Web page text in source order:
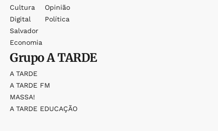
Cultura
Digital
Salvador
Economia
Opinião
Política
GrupoA TARDE
A TARDE
A TARDE FM
MASSA!
A TARDE EDUCAÇÃO